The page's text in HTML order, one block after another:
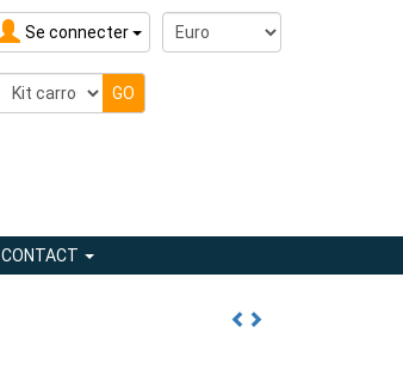
Se connecter
CONTACT